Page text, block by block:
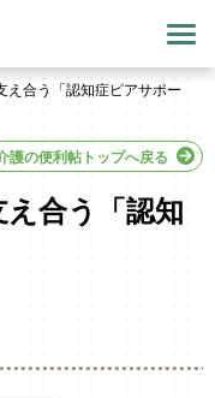
合う「認知症ピアサポー
護の便利帖トップへ戻る
合う「認知